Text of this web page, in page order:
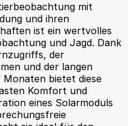
mit
und ihren
ist ein wertvolles
und Jagd. Dank
der
und der langen
bietet diese
Komfort und
eines Solarmoduls